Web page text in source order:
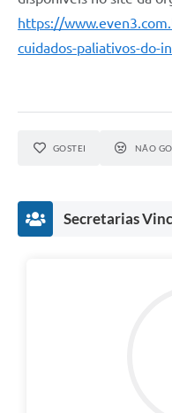
https://
cuidados-paliativos-do-
GOSTEI NÃO
Secretarias